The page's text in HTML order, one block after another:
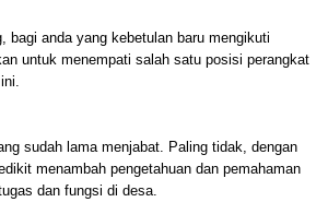
bagi anda yang kebetulan baru mengikuti
untuk menempati salah satu posisi perangkat
sudah lama menjabat. Paling tidak, dengan
menambah pengetahuan dan pemahaman
dan fungsi di desa.